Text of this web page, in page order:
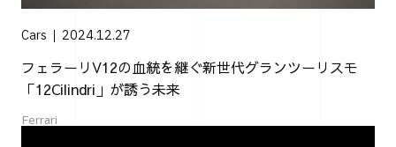
Cars 2024.12.27
フェラーリV12の血統を継ぐ新世代グランツーリスモ
「12Cilindri」が誘う未来
Ferrari